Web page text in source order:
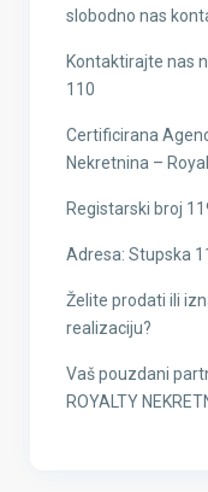
slobodno nas
Kontaktirajte nas
110
Certificirana
Nekretnina –
Registarski broj
Adresa: Stupska
Želite prodati ili
realizaciju?
Vaš pouzdani
ROYALTY